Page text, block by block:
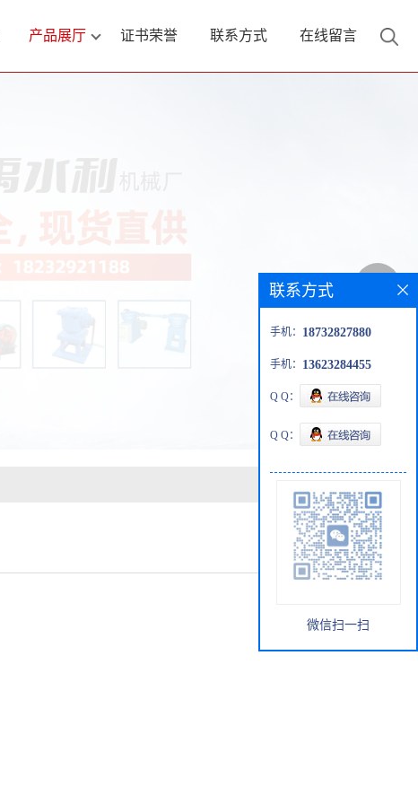
产品展厅 证书荣誉 联系方式 在线留言
联系方式
手机： 18732827880
手机： 13623284455
Q Q：
Q Q：
微信扫一扫